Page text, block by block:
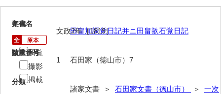
大田家文書
大谷家文書
大中家文書（神奈川県）
7
文書名
田畠加調覚日記并ニ田畠畝石覚日記
請求番号
石田家（徳山市）7
分類
諸家文書 ＞ 石田家文書（徳山市） ＞ 一次
年代
文政2年［1819］
数量
1
閲覧
撮影
掲載